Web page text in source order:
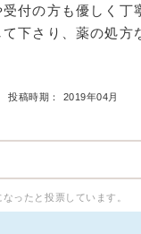
付の方も優しく丁
下さり、薬の処方
投稿時期： 2019年04月
ったと投票しています。